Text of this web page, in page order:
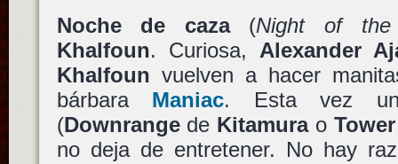
Noche de caza(Night of the
Khalfoun. Curiosa, Alexander
Khalfoun vuelven a hacer
bárbara Maniac. Esta vez
(Downrangede Kitamurao
no deja de entretener. No hay